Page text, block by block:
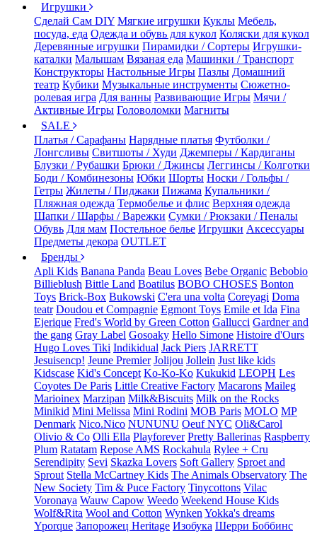
Игрушки
Сделай Сам DIY Мягкие игрушки Куклы Мебель,
посуда, еда Одежда и обувь для кукол Коляски для кукол
Деревянные игрушки Пирамидки / Сортеры Игрушки-
каталки Малышам Вязаная еда Машинки / Транспорт
Конструкторы Настольные Игры Пазлы Домашний
театр Кубики Музыкальные инструменты Сюжетно-
ролевая игра Для ванны Развивающие Игры Мячи /
Активные Игры Головоломки Магниты
SALE
Платья / Сарафаны Нарядные платья Футболки /
Лонгсливы Свитшоты / Худи Джемперы / Кардиганы
Блузки / Рубашки Брюки / Джинсы Леггинсы / Колготки
Боди / Комбинезоны Юбки Шорты Носки / Гольфы /
Гетры Жилеты / Пиджаки Пижама Купальники /
Пляжная одежда Термобелье и флис Верхняя одежда
Шапки / Шарфы / Варежки Сумки / Рюкзаки / Пеналы
Обувь Для мам Постельное белье Игрушки Аксессуары
Предметы декора OUTLET
Бренды
Apli Kids Banana Panda Beau Loves Bebe Organic Bebobio
Billieblush Bittle Land Boatilus BOBO CHOSES Bonton
Toys Brick-Box Bukowski C'era una volta Coreyagi Doma
teatr Doudou et Compagnie Egmont Toys Emile et Ida Fina
Ejerique Fred's World by Green Cotton Gallucci Gardner and
the gang Gray Label Gosoaky Hello Simone Histoire d'Ours
Hugo Loves Tiki Indikidual Jack Piers JARRETT
Jesuisencp! Jeune Premier Jolijou Jollein Just like kids
Kidscase Kid's Concept Ko-Ko-Ko Kukukid LEOPH Les
Coyotes De Paris Little Creative Factory Macarons Maileg
Marioinex Marzipan Milk&Biscuits Milk on the Rocks
Minikid Mini Melissa Mini Rodini MOB Paris MOLO MP
Denmark Nico.Nico NUNUNU Oeuf NYC Oli&Carol
Olivio & Co Olli Ella Playforever Pretty Ballerinas Raspberry
Plum Ratatam Repose AMS Rockahula Rylee + Cru
Serendipity Sevi Skazka Lovers Soft Gallery Sproet and
Sprout Stella McCartney Kids The Animals Observatory The
New Society Tim & Puce Factory Tinycottons Vilac
Voronaya Wauw Capow Weedo Weekend House Kids
Wolf&Rita Wool and Cotton Wynken Yokka's dreams
Yporque Запорожец Heritage Изобука Шерри Боббинс